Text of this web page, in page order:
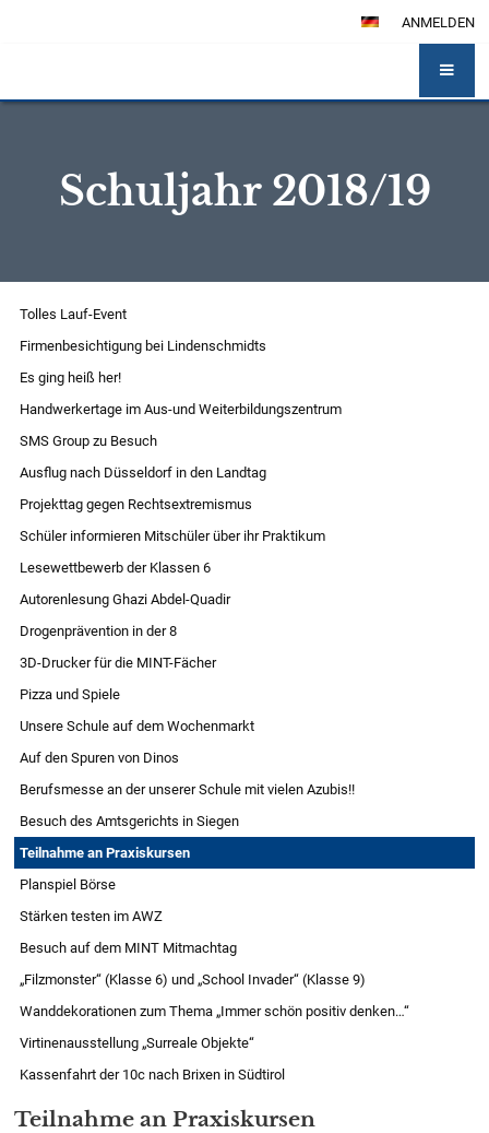
ANMELDEN
Schuljahr 2018/19
Schuljahr
2018/19
Tolles Lauf-Event
Firmenbesichtigung bei Lindenschmidts
Es ging heiß her!
Handwerkertage im Aus-und Weiterbildungszentrum
SMS Group zu Besuch
Ausflug nach Düsseldorf in den Landtag
Projekttag gegen Rechtsextremismus
Schüler informieren Mitschüler über ihr Praktikum
Lesewettbewerb der Klassen 6
Autorenlesung Ghazi Abdel-Quadir
Drogenprävention in der 8
3D-Drucker für die MINT-Fächer
Pizza und Spiele
Unsere Schule auf dem Wochenmarkt
Auf den Spuren von Dinos
Berufsmesse an der unserer Schule mit vielen Azubis!!
Besuch des Amtsgerichts in Siegen
Teilnahme an Praxiskursen
Planspiel Börse
Stärken testen im AWZ
Besuch auf dem MINT Mitmachtag
„Filzmonster“ (Klasse 6) und „School Invader“ (Klasse 9)
Wanddekorationen zum Thema „Immer schön positiv denken…“
Virtinenausstellung „Surreale Objekte“
Kassenfahrt der 10c nach Brixen in Südtirol
Teilnahme an Praxiskursen